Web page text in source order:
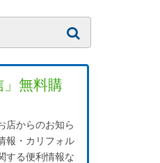
」無料購
店からのお知ら
報・カリフォル
する便利情報な